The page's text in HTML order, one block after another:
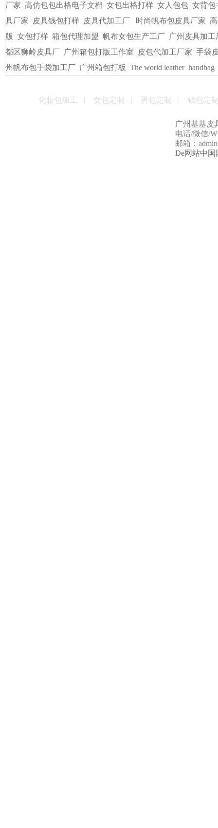
厂家 高仿包包出格电子文档 女包出格打样 女人包包 女背包
具厂家
皮具钱包打样 皮具代加工厂 时尚帆布包皮具厂家
版 女包打样 箱包代理加盟 帆布女包生产工厂 广州皮具加工
都区狮岭皮具厂 广州箱包打版工作室 皮包代加工厂家 手袋
州帆布包手袋加工厂 广州箱包打板 The world leather handbag
化妆包加工 | 女包定制 | 男包定制 | 钱包定
广州基基皮
电话/微信/
邮箱：
De网站中国